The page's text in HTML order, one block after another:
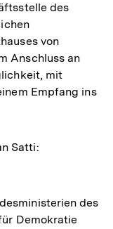
des
von
Anschluss an
mit
Empfang ins
Satti:
des
Demokratie